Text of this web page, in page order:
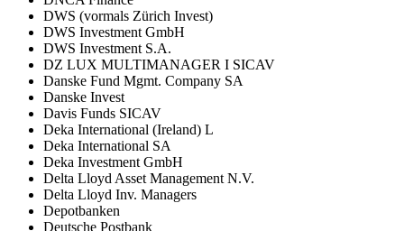
DWS (vormals Zürich Invest)
DWS Investment GmbH
DWS Investment S.A.
DZ LUX MULTIMANAGER I SICAV
Danske Fund Mgmt. Company SA
Danske Invest
Davis Funds SICAV
Deka International (Ireland) L
Deka International SA
Deka Investment GmbH
Delta Lloyd Asset Management N.V.
Delta Lloyd Inv. Managers
Depotbanken
Deutsche Postbank